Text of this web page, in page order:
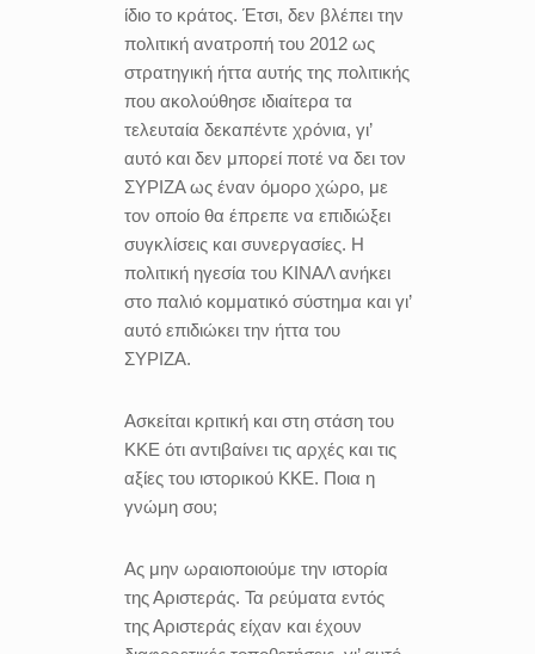
ίδιο το κράτος. Έτσι, δεν βλέπει την
πολιτική ανατροπή του 2012 ως
στρατηγική ήττα αυτής της πολιτικής
που ακολούθησε ιδιαίτερα τα
τελευταία δεκαπέντε χρόνια, γι’
αυτό και δεν μπορεί ποτέ να δει τον
ΣΥΡΙΖΑ ως έναν όμορο χώρο, με
τον οποίο θα έπρεπε να επιδιώξει
συγκλίσεις και συνεργασίες. Η
πολιτική ηγεσία του ΚΙΝΑΛ ανήκει
στο παλιό κομματικό σύστημα και γι’
αυτό επιδιώκει την ήττα του
ΣΥΡΙΖΑ.
Ασκείται κριτική και στη στάση του
ΚΚΕ ότι αντιβαίνει τις αρχές και τις
αξίες του ιστορικού ΚΚΕ. Ποια η
γνώμη σου;
Ας μην ωραιοποιούμε την ιστορία
της Αριστεράς. Τα ρεύματα εντός
της Αριστεράς είχαν και έχουν